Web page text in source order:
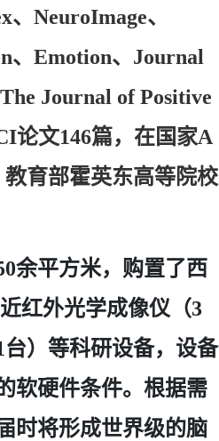
、NeuroImage、
、 Emotion、
Journal
The Journal of Positive
论文146篇，在国家A
育部霍英东高等院校
余平方米，购置了西
红外光学成像仪（3
台）等科研设备，设备
软硬件条件。根据需
时将形成世界级的脑